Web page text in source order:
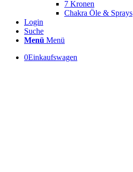
7 Kronen
Chakra Öle & Sprays
Login
Suche
Menü Menü
0Einkaufswagen